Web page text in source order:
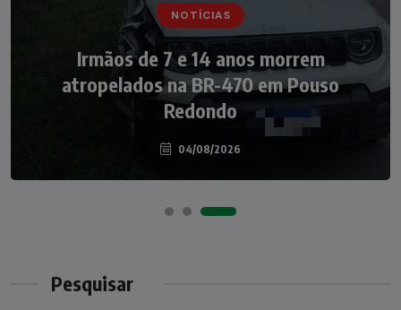
NOTÍCIAS
Irmãos de 7 e 14 anos morrem
atropelados na BR-470 em Pouso
Redondo
04/08/2026
NOTÍCIAS
Nádia Menegazzi leva o nome de Taió ao
palco do Programa Silvio Santos
07/08/2026
Pesquisar